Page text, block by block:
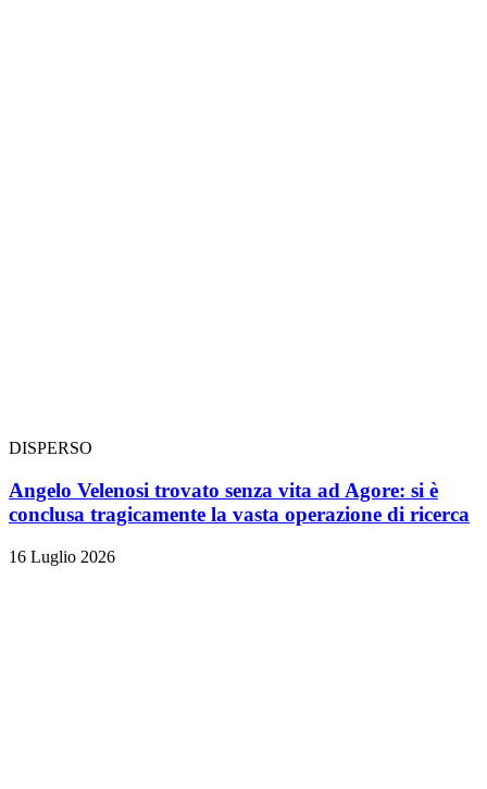
DISPERSO
Angelo Velenosi trovato senza vita ad Agore: si è
conclusa tragicamente la vasta operazione di ricerca
16 Luglio 2026